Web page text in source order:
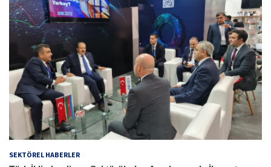
SEKTÖREL HABERLER